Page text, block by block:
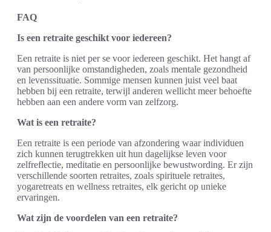
FAQ
Is een retraite geschikt voor iedereen?
Een retraite is niet per se voor iedereen geschikt. Het hangt af
van persoonlijke omstandigheden, zoals mentale gezondheid
en levenssituatie. Sommige mensen kunnen juist veel baat
hebben bij een retraite, terwijl anderen wellicht meer behoefte
hebben aan een andere vorm van zelfzorg.
Wat is een retraite?
Een retraite is een periode van afzondering waar individuen
zich kunnen terugtrekken uit hun dagelijkse leven voor
zelfreflectie, meditatie en persoonlijke bewustwording. Er zijn
verschillende soorten retraites, zoals spirituele retraites,
yogaretreats en wellness retraites, elk gericht op unieke
ervaringen.
Wat zijn de voordelen van een retraite?